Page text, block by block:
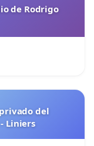
de Rodrigo
del
Liniers